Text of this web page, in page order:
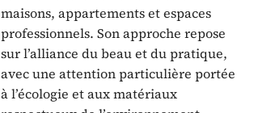
maisons, appartements et espaces
professionnels. Son approche repose
sur l’alliance du beau et du pratique,
avec une attention particulière portée
à l’écologie et aux matériaux